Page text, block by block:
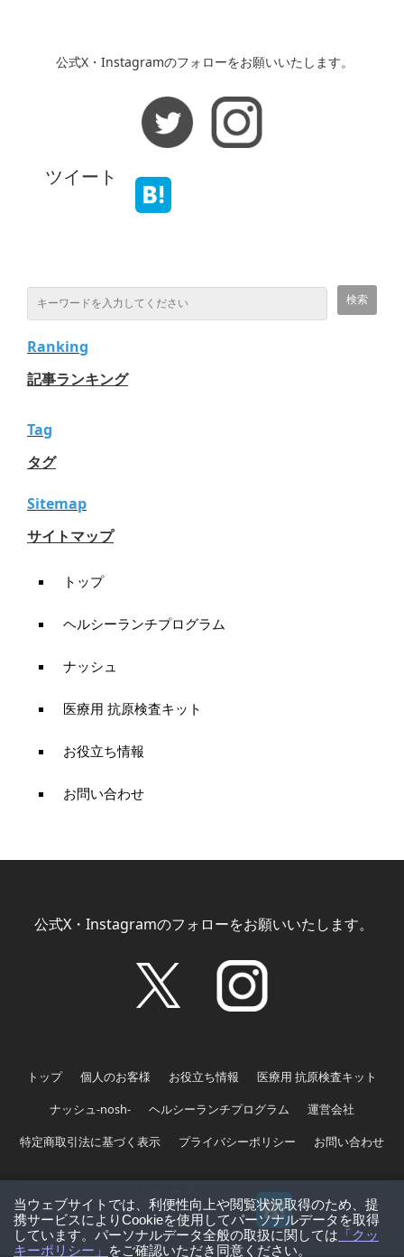
公式X・Instagramのフォローをお願いいたします。
ツイート
Ranking
記事ランキング
Tag
タグ
Sitemap
サイトマップ
トップ
ヘルシーランチプログラム
ナッシュ
医療用 抗原検査キット
お役立ち情報
お問い合わせ
公式X・Instagramのフォローをお願いいたします。
トップ 個人のお客様 お役立ち情報
医療用 抗原検査キット
ナッシュ-nosh-
ヘルシーランチプログラム
運営会社
特定商取引法に基づく表示
プライバシーポリシー お問い合わせ
ツイート